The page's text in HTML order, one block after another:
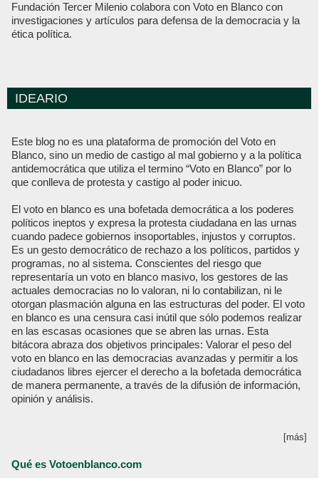
Fundación Tercer Milenio colabora con Voto en Blanco con
investigaciones y artículos para defensa de la democracia y la
ética política.
IDEARIO
Este blog no es una plataforma de promoción del Voto en
Blanco, sino un medio de castigo al mal gobierno y a la política
antidemocrática que utiliza el termino “Voto en Blanco” por lo
que conlleva de protesta y castigo al poder inicuo.
El voto en blanco es una bofetada democrática a los poderes
políticos ineptos y expresa la protesta ciudadana en las urnas
cuando padece gobiernos insoportables, injustos y corruptos.
Es un gesto democrático de rechazo a los políticos, partidos y
programas, no al sistema. Conscientes del riesgo que
representaría un voto en blanco masivo, los gestores de las
actuales democracias no lo valoran, ni lo contabilizan, ni le
otorgan plasmación alguna en las estructuras del poder. El voto
en blanco es una censura casi inútil que sólo podemos realizar
en las escasas ocasiones que se abren las urnas. Esta
bitácora abraza dos objetivos principales: Valorar el peso del
voto en blanco en las democracias avanzadas y permitir a los
ciudadanos libres ejercer el derecho a la bofetada democrática
de manera permanente, a través de la difusión de información,
opinión y análisis.
[más]
Qué es Votoenblanco.com